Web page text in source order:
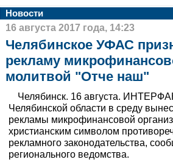
Новости
16 августа 2017 года, 14:23
Челябинское УФАС
рекламу
молитвой "Отче наш"
Челябинск. 16 августа.
Челябинской области в среду
рекламы микрофинансовой
христианским символом
рекламного законодательства,
регионального ведомства.